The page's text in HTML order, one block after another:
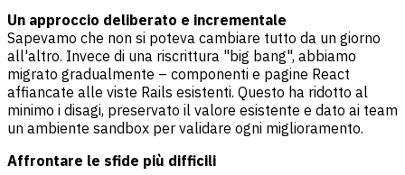
Un approccio deliberato e incrementale
Sapevamo che non si poteva cambiare tutto da un giorno
all'altro. Invece di una riscrittura "big bang", abbiamo
migrato gradualmente – componenti e pagine React
affiancate alle viste Rails esistenti. Questo ha ridotto al
minimo i disagi, preservato il valore esistente e dato ai team
un ambiente sandbox per validare ogni miglioramento.
Affrontare le sfide più difficili